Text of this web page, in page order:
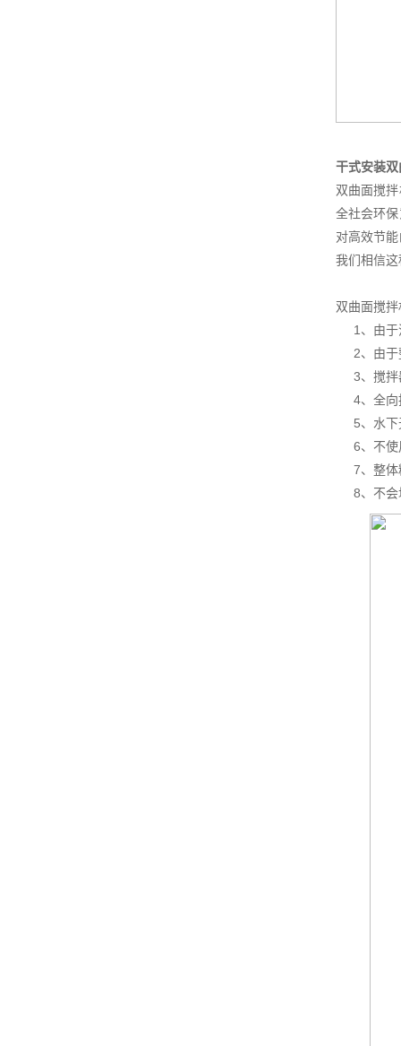
干式安装
双曲面搅
全社会环
对高效节
我们相信
双曲面搅
1、由于
2、由于
3、搅拌
4、全向
5、水下
6、不使
7、整体
8、不会